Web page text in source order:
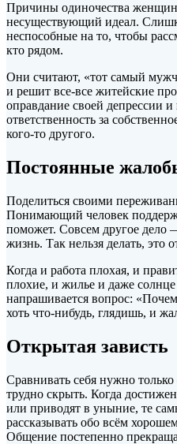
Причины одиночества
несуществующий идеал.
неспособные на то, чтобы
кто рядом.
Они считают, «тот самый
и решит все-все житейские
оправдание своей депрессии
ответственность за
кого-то другого.
Постоянные
Поделиться своими
Понимающий человек
поможет. Совсем другое дело
жизнь. Так нельзя делать, это
Когда и работа плохая, и
плохие, и жилье и даже
напрашивается вопрос:
хоть что-нибудь, глядишь, и
Открытая зависть
Сравнивать себя нужно
трудно скрыть. Когда
или приводят в уныние, те
рассказывать обо всём
Общение постепенно